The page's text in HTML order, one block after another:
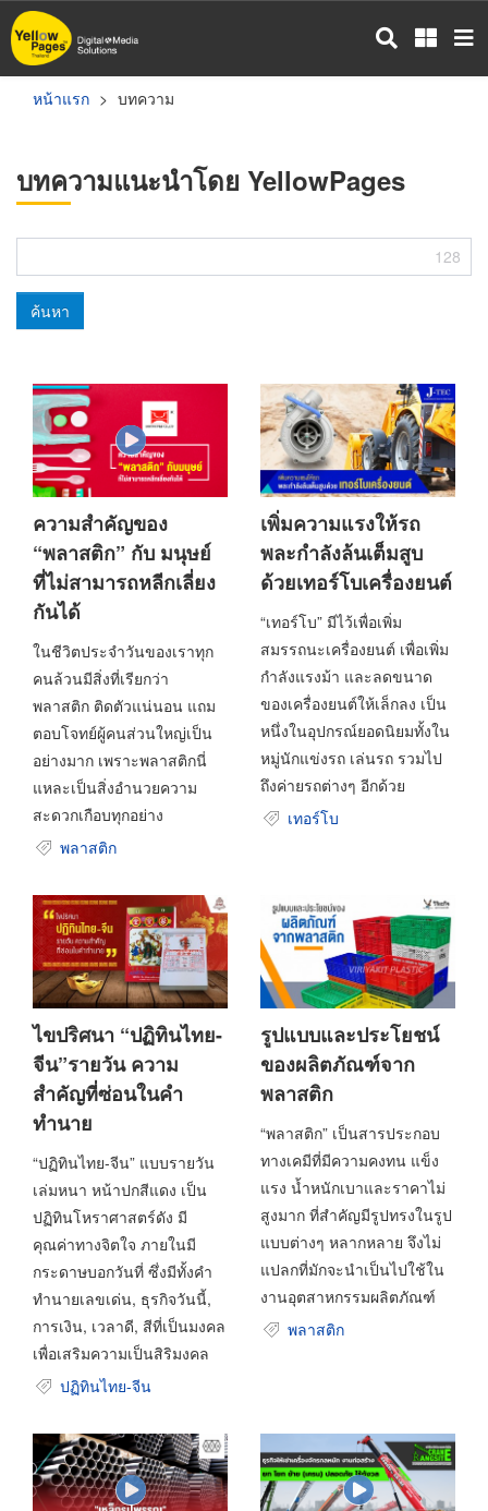
ข้าม
ไป
เนื้อหาหน้าแรก บทความ
บทความแนะนำโดย YellowPages
128
ค้นหา
ความสำคัญของ
“พลาสติก” กับ มนุษย์
ที่ไม่สามารถหลีกเลี่ยง
กันได้
ในชีวิตประจำวันของเราทุก
คนล้วนมีสิ่งที่เรียกว่า
พลาสติก ติดตัวแน่นอน แถม
ตอบโจทย์ผู้คนส่วนใหญ่เป็น
อย่างมาก เพราะพลาสติกนี่
แหละเป็นสิ่งอำนวยความ
สะดวกเกือบทุกอย่าง
พลาสติก
เพิ่มความแรงให้รถ
พละกำลังล้นเต็มสูบ
ด้วยเทอร์โบเครื่องยนต์
“เทอร์โบ” มีไว้เพื่อเพิ่ม
สมรรถนะเครื่องยนต์ เพื่อเพิ่ม
กำลังแรงม้า และลดขนาด
ของเครื่องยนต์ให้เล็กลง เป็น
หนึ่งในอุปกรณ์ยอดนิยมทั้งใน
หมู่นักแข่งรถ เล่นรถ รวมไป
ถึงค่ายรถต่างๆ อีกด้วย
เทอร์โบ
ไขปริศนา “ปฏิทินไทย-
จีน”รายวัน ความ
สำคัญที่ซ่อนในคำ
ทำนาย
“ปฏิทินไทย-จีน” แบบรายวัน
เล่มหนา หน้าปกสีแดง เป็น
ปฏิทินโหราศาสตร์ดัง มี
คุณค่าทางจิตใจ ภายในมี
กระดาษบอกวันที่ ซึ่งมีทั้งคำ
ทำนายเลขเด่น, ธุรกิจวันนี้,
การเงิน, เวลาดี, สีที่เป็นมงคล
เพื่อเสริมความเป็นสิริมงคล
ปฏิทินไทย-จีน
รูปแบบและประโยชน์
ของผลิตภัณฑ์จาก
พลาสติก
“พลาสติก” เป็นสารประกอบ
ทางเคมีที่มีความคงทน แข็ง
แรง น้ำหนักเบาและราคาไม่
สูงมาก ที่สำคัญมีรูปทรงในรูป
แบบต่างๆ หลากหลาย จึงไม่
แปลกที่มักจะนำเป็นไปใช้ใน
งานอุตสาหกรรมผลิตภัณฑ์
พลาสติก